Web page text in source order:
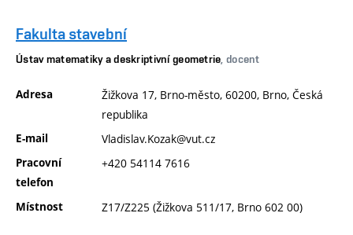
Fakulta stavební
Ústav matematiky a deskriptivní geometrie, docent
Adresa
Žižkova 17, Brno-město, 60200, Brno, Česká
republika
E-mail Vladislav.Kozak@vut.cz
Pracovní
telefon
+420 54114 7616
Místnost Z17/Z225 (Žižkova 511/17, Brno 602 00)